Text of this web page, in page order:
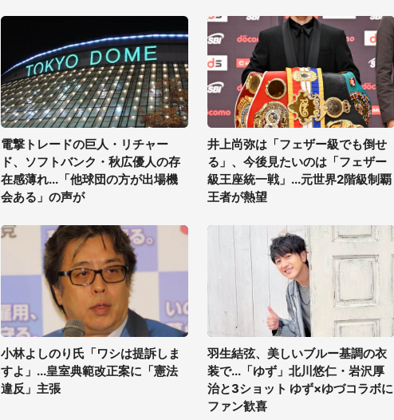
電撃トレードの巨人・リチャー
ド、ソフトバンク・秋広優人の存
在感薄れ...「他球団の方が出場機
会ある」の声が
井上尚弥は「フェザー級でも倒せ
る」、今後見たいのは「フェザー
級王座統一戦」...元世界2階級制覇
王者が熱望
小林よしのり氏「ワシは提訴しま
すよ」...皇室典範改正案に「憲法
違反」主張
羽生結弦、美しいブルー基調の衣
装で...「ゆず」北川悠仁・岩沢厚
治と3ショット ゆず×ゆづコラボに
ファン歓喜